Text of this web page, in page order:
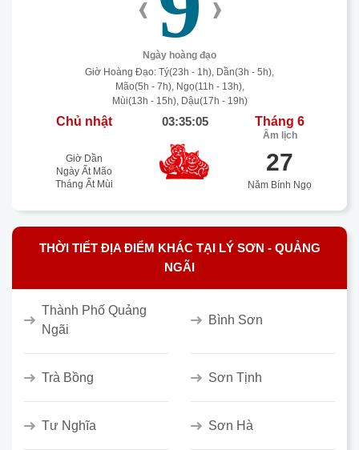
Ngày hoàng đạo
Giờ Hoàng Đạo: Tý(23h - 1h), Dần(3h - 5h),
Mão(5h - 7h), Ngọ(11h - 13h),
Mùi(13h - 15h), Dậu(17h - 19h)
Chủ nhật 03:35:06 Tháng 6
Âm lịch
Giờ Dần
Ngày Ất Mão
Tháng Ất Mùi
27
Năm Bính Ngọ
THỜI TIẾT ĐỊA ĐIỂM KHÁC TẠI LÝ SƠN - QUẢNG
NGÃI
Thành Phố Quảng
Ngãi
Bình Sơn
Trà Bồng Sơn Tịnh
Tư Nghĩa Sơn Hà